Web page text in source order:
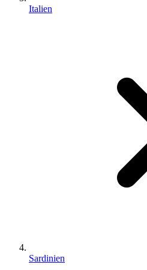
Italien
Sardinien